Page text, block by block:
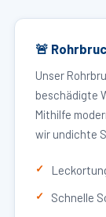
🚨
Unser
beschädigte
Mithilfe
wir undichte
Schnelle